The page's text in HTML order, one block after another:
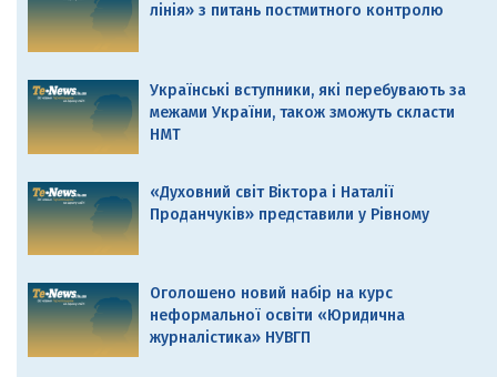
лінія» з питань постмитного контролю
Українські вступники, які перебувають за
межами України, також зможуть скласти
НМТ
«Духовний світ Віктора і Наталії
Проданчуків» представили у Рівному
Оголошено новий набір на курс
неформальної освіти «Юридична
журналістика» НУВГП